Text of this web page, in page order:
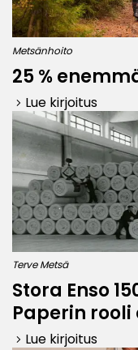
Metsänhoito
25 %
keyboard_arrow_right Lue kirjoitus
Terve Metsä
Stora Enso
Paperin
keyboard_arrow_right Lue kirjoitus